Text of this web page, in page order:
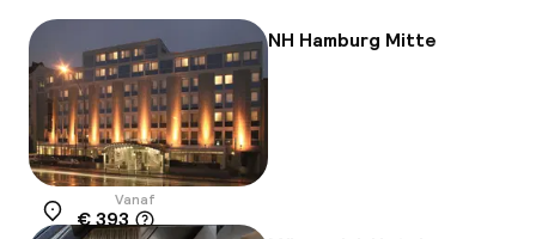
NH Hamburg Mitte
Locatie
Vanaf
€ 393